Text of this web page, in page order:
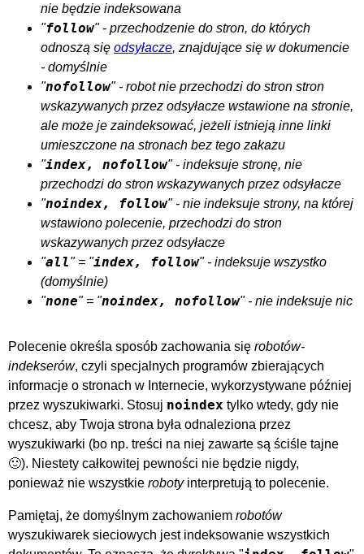
nie będzie indeksowana
"follow" - przechodzenie do stron, do których
odnoszą się odsyłacze, znajdujące się w dokumencie
- domyślnie
"nofollow" - robot nie przechodzi do stron stron
wskazywanych przez odsyłacze wstawione na stronie,
ale może je zaindeksować, jeżeli istnieją inne linki
umieszczone na stronach bez tego zakazu
"index, nofollow" - indeksuje stronę, nie
przechodzi do stron wskazywanych przez odsyłacze
"noindex, follow" - nie indeksuje strony, na której
wstawiono polecenie, przechodzi do stron
wskazywanych przez odsyłacze
"all" = "index, follow" - indeksuje wszystko
(domyślnie)
"none" = "noindex, nofollow" - nie indeksuje nic
Polecenie określa sposób zachowania się robotów-
indekserów, czyli specjalnych programów zbierających
informacje o stronach w Internecie, wykorzystywane później
przez wyszukiwarki. Stosuj noindex tylko wtedy, gdy nie
chcesz, aby Twoja strona była odnaleziona przez
wyszukiwarki (bo np. treści na niej zawarte są ściśle tajne
🙂). Niestety całkowitej pewności nie będzie nigdy,
ponieważ nie wszystkie robotyinterpretują to polecenie.
Pamiętaj, że domyślnym zachowaniem robotów
wyszukiwarek sieciowych jest indeksowanie wszystkich